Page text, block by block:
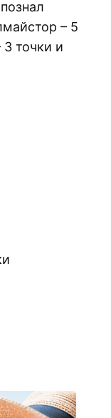
– 5
3 точки и